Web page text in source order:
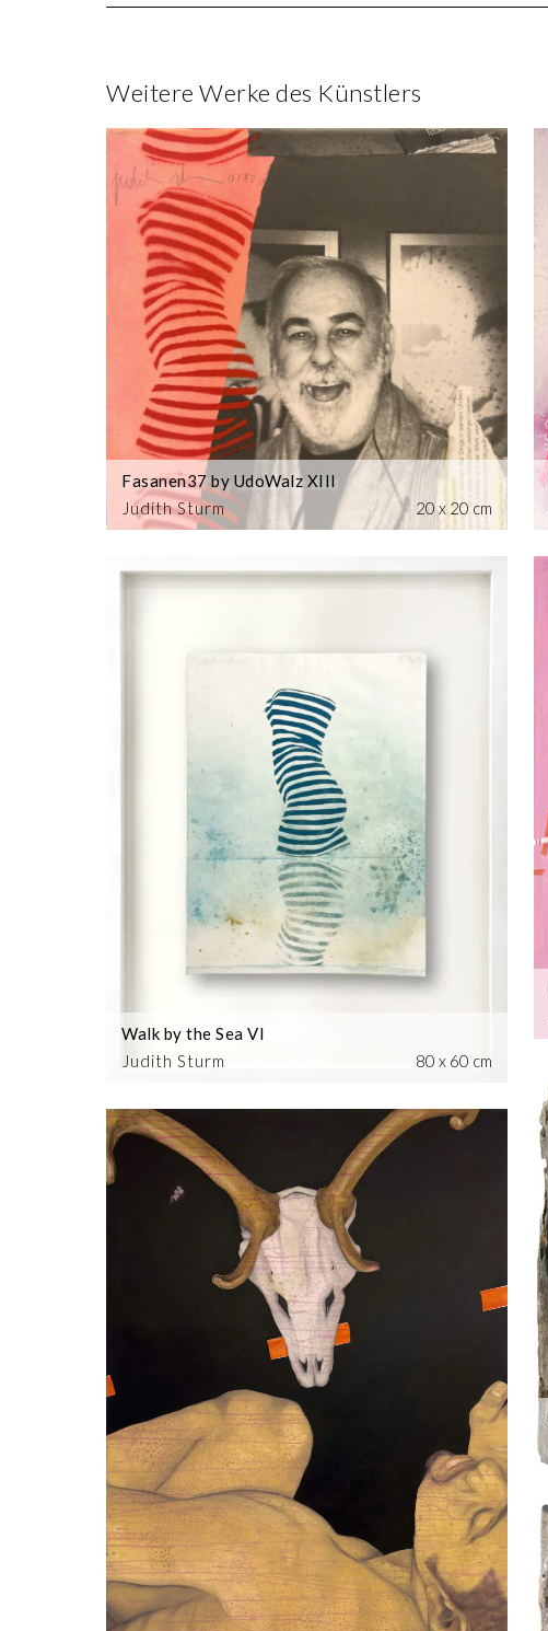
Weitere Werke des Künstlers
Judith Sturm
Fasanen37 by UdoWalz XIII
20 x 20 cm
Judith Sturm
Walk by the Sea VI
80 x 60 cm